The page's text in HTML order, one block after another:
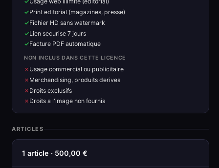
Print editorial (magazines, presse)
Fichier HD sans watermark
Lien securise 7 jours
Facture PDF automatique
NON INCLUS DANS CETTE LICENCE
Usage commercial ou publicitaire
Merchandising, produits derives
Droits exclusifs
Droits a l'image non fournis
ARTICLES
1 article · 500,00 €